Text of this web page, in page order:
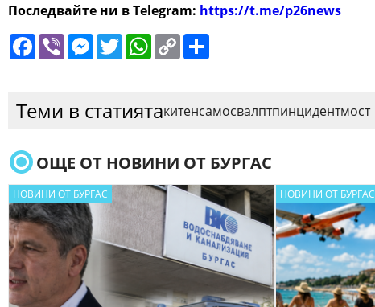
Последвайте ни в Telegram: https://t.me/p26news
Facebook
ViberMessenger
TwitterWhatsApp
Copy
Link
Теми в статиятакитенсамосвалптпинцидентмост
ОЩЕ ОТ НОВИНИ ОТ БУРГАС
НОВИНИ ОТ БУРГАС НОВИНИ ОТ БУРГАС